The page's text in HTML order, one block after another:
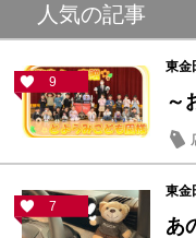
人気の記事
9
東金
～
7
東金
あ